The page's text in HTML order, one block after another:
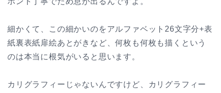
細かくて、この細かいのをアルファベット26文字分+表
紙裏表紙扉絵あとがきなど、何枚も何枚も描くという
のは本当に根気がいると思います。
カリグラフィーじゃないんですけど、カリグラフィー